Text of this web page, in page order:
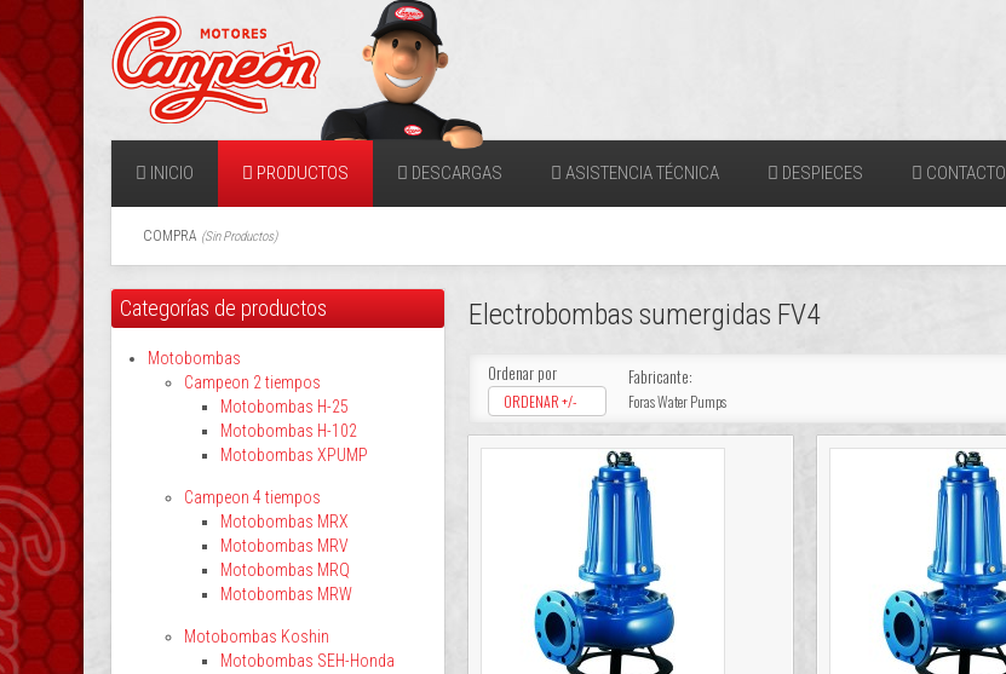
INICIO PRODUCTOS DESCARGAS ASISTENCIA TÉCNICA DESPIECES CONTACTO
COMPRA (Sin Productos)
Electrobombas sumergidas FV4
Ordenar por
ORDENAR +/-
Fabricante:
Foras Water Pumps
Categorías de productos
Motobombas
Campeon 2 tiempos
Motobombas H-25
Motobombas H-102
Motobombas XPUMP
Campeon 4 tiempos
Motobombas MRX
Motobombas MRV
Motobombas MRQ
Motobombas MRW
Motobombas Koshin
Motobombas SEH-Honda